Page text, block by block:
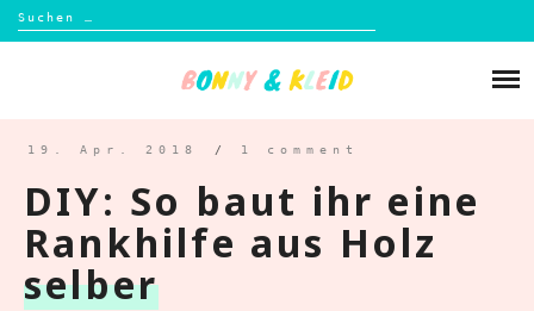
Suchen
nach:
Shop
Kontakt
19. Apr. 2018 / 1 comment
DIY: So baut ihr eine
Rankhilfe aus Holz
selber